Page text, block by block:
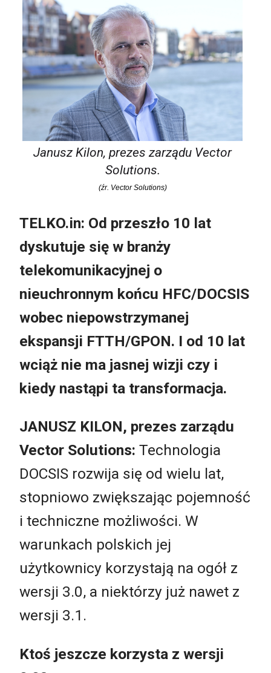
Janusz Kilon, prezes zarządu Vector
Solutions.
(źr. Vector Solutions)
TELKO.in: Od przeszło 10 lat
dyskutuje się w branży
telekomunikacyjnej o
nieuchronnym końcu HFC/DOCSIS
wobec niepowstrzymanej
ekspansji FTTH/GPON. I od 10 lat
wciąż nie ma jasnej wizji czy i
kiedy nastąpi ta transformacja.
JANUSZ KILON, prezes zarządu
Vector Solutions: Technologia
DOCSIS rozwija się od wielu lat,
stopniowo zwiększając pojemność
i techniczne możliwości. W
warunkach polskich jej
użytkownicy korzystają na ogół z
wersji 3.0, a niektórzy już nawet z
wersji 3.1.
Ktoś jeszcze korzysta z wersji